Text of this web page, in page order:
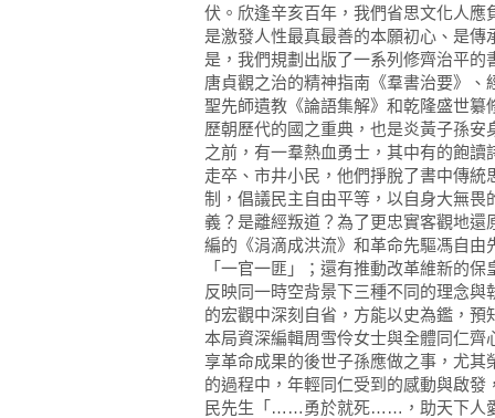
伏。欣逢辛亥百年，我們省思文化人
是激發人性最真最善的本願初心、是
是，我們規劃出版了一系列修齊治平
唐貞觀之治的精神指南《羣書治要》
聖先師遺教《論語集解》和乾隆盛世
歷朝歷代的國之重典，也是炎黃子孫
之前，有一羣熱血勇士，其中有的飽
走卒、市井小民，他們掙脫了書中傳
制，倡議民主自由平等，以自身大無
義？是離經叛道？為了更忠實客觀地
編的《涓滴成洪流》和革命先驅馮自
「一官一匪」；還有推動改革維新的
反映同一時空背景下三種不同的理念
的宏觀中深刻自省，方能以史為鑑，預
本局資深編輯周雪伶女士與全體同仁
享革命成果的後世子孫應做之事，尤
的過程中，年輕同仁受到的感動與啟
民先生「……勇於就死……，助天下人